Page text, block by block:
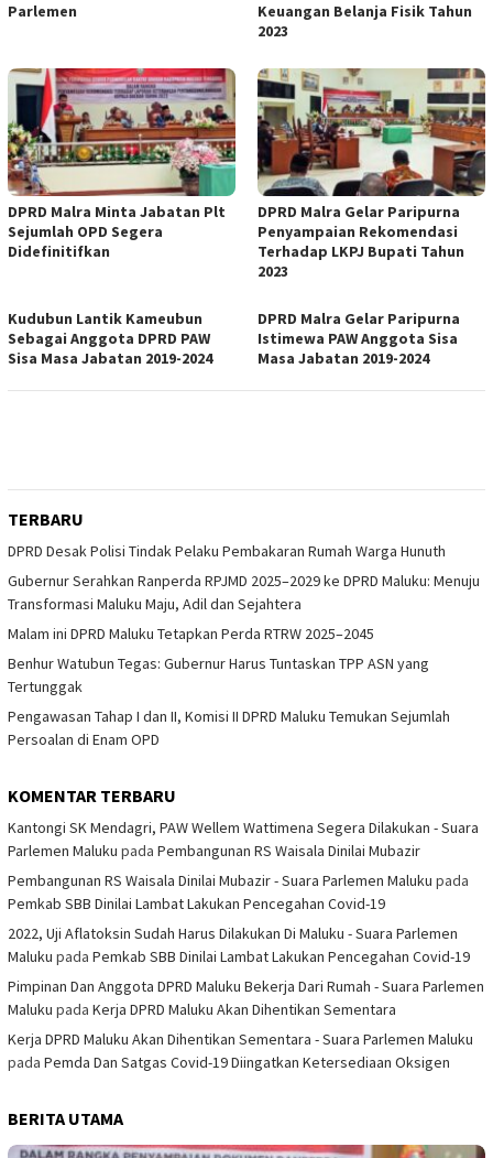
Parlemen
Keuangan Belanja Fisik Tahun
2023
DPRD Malra Minta Jabatan Plt
Sejumlah OPD Segera
Didefinitifkan
DPRD Malra Gelar Paripurna
Penyampaian Rekomendasi
Terhadap LKPJ Bupati Tahun
2023
Kudubun Lantik Kameubun
Sebagai Anggota DPRD PAW
Sisa Masa Jabatan 2019-2024
DPRD Malra Gelar Paripurna
Istimewa PAW Anggota Sisa
Masa Jabatan 2019-2024
TERBARU
DPRD Desak Polisi Tindak Pelaku Pembakaran Rumah Warga Hunuth
Gubernur Serahkan Ranperda RPJMD 2025–2029 ke DPRD Maluku: Menuju
Transformasi Maluku Maju, Adil dan Sejahtera
Malam ini DPRD Maluku Tetapkan Perda RTRW 2025–2045
Benhur Watubun Tegas: Gubernur Harus Tuntaskan TPP ASN yang
Tertunggak
Pengawasan Tahap I dan II, Komisi II DPRD Maluku Temukan Sejumlah
Persoalan di Enam OPD
KOMENTAR TERBARU
Kantongi SK Mendagri, PAW Wellem Wattimena Segera Dilakukan - Suara
Parlemen Maluku pada Pembangunan RS Waisala Dinilai Mubazir
Pembangunan RS Waisala Dinilai Mubazir - Suara Parlemen Maluku pada
Pemkab SBB Dinilai Lambat Lakukan Pencegahan Covid-19
2022, Uji Aflatoksin Sudah Harus Dilakukan Di Maluku - Suara Parlemen
Maluku pada Pemkab SBB Dinilai Lambat Lakukan Pencegahan Covid-19
Pimpinan Dan Anggota DPRD Maluku Bekerja Dari Rumah - Suara Parlemen
Maluku pada Kerja DPRD Maluku Akan Dihentikan Sementara
Kerja DPRD Maluku Akan Dihentikan Sementara - Suara Parlemen Maluku
pada Pemda Dan Satgas Covid-19 Diingatkan Ketersediaan Oksigen
BERITA UTAMA